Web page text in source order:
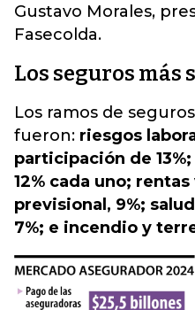
Gustavo Morales,
Fasecolda.
Los seguros más
Los ramos de
fueron: riesgos
participación de
12% cada uno;
previsional, 9%;
7%; e incendio y